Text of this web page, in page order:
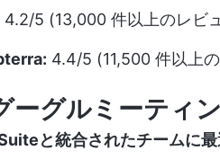
4.2/5 (13,000 件以上のレビ
4.4/5 (11,500 件以上
ーグルミーティ
と統合されたチームに最